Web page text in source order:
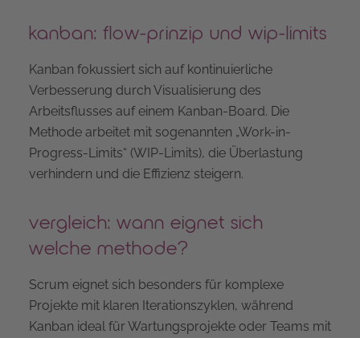
kanban: flow-prinzip und wip-limits
Kanban fokussiert sich auf kontinuierliche
Verbesserung durch Visualisierung des
Arbeitsflusses auf einem Kanban-Board. Die
Methode arbeitet mit sogenannten „Work-in-
Progress-Limits“ (WIP-Limits), die Überlastung
verhindern und die Effizienz steigern.
vergleich: wann eignet sich
welche methode?
Scrum eignet sich besonders für komplexe
Projekte mit klaren Iterationszyklen, während
Kanban ideal für Wartungsprojekte oder Teams mit